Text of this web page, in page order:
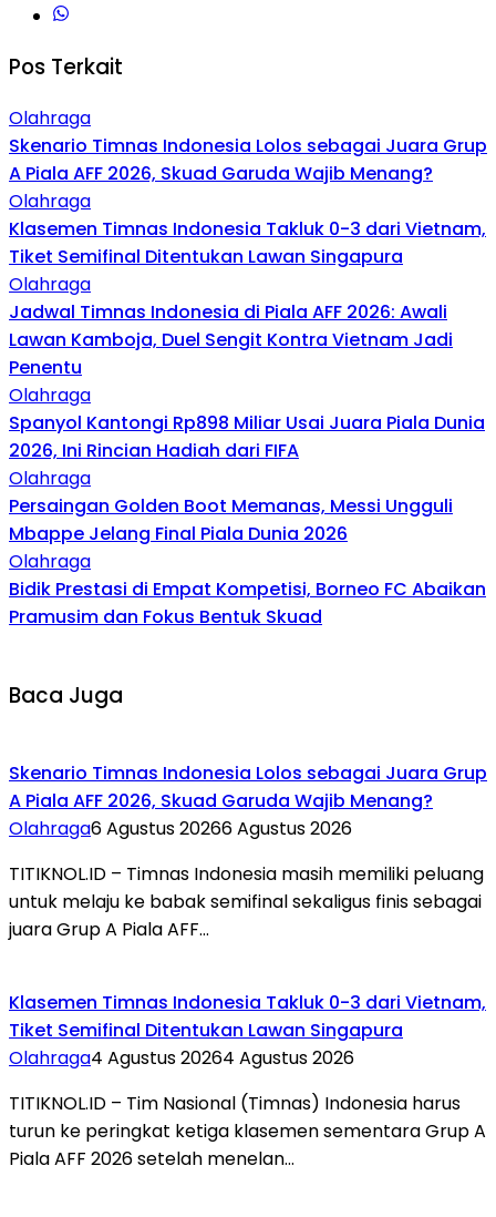
Pos Terkait
Olahraga
Skenario Timnas Indonesia Lolos sebagai Juara Grup
A Piala AFF 2026, Skuad Garuda Wajib Menang?
Olahraga
Klasemen Timnas Indonesia Takluk 0-3 dari Vietnam,
Tiket Semifinal Ditentukan Lawan Singapura
Olahraga
Jadwal Timnas Indonesia di Piala AFF 2026: Awali
Lawan Kamboja, Duel Sengit Kontra Vietnam Jadi
Penentu
Olahraga
Spanyol Kantongi Rp898 Miliar Usai Juara Piala Dunia
2026, Ini Rincian Hadiah dari FIFA‎
Olahraga
Persaingan Golden Boot Memanas, Messi Ungguli
Mbappe Jelang Final Piala Dunia 2026‎
Olahraga
Bidik Prestasi di Empat Kompetisi, Borneo FC Abaikan
Pramusim dan Fokus Bentuk Skuad
Baca Juga
Skenario Timnas Indonesia Lolos sebagai Juara Grup
A Piala AFF 2026, Skuad Garuda Wajib Menang?
Olahraga6 Agustus 20266 Agustus 2026
TITIKNOL.ID – Timnas Indonesia masih memiliki peluang
untuk melaju ke babak semifinal sekaligus finis sebagai
juara Grup A Piala AFF…
Klasemen Timnas Indonesia Takluk 0-3 dari Vietnam,
Tiket Semifinal Ditentukan Lawan Singapura
Olahraga4 Agustus 20264 Agustus 2026
TITIKNOL.ID – Tim Nasional (Timnas) Indonesia harus
turun ke peringkat ketiga klasemen sementara Grup A
Piala AFF 2026 setelah menelan…